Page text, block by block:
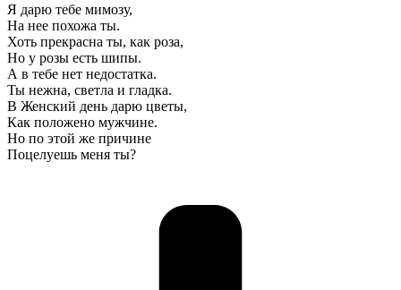
Я дарю тебе мимозу,
На нее похожа ты.
Хоть прекрасна ты, как роза,
Но у розы есть шипы.
А в тебе нет недостатка.
Ты нежна, светла и гладка.
В Женский день дарю цветы,
Как положено мужчине.
Но по этой же причине
Поцелуешь меня ты?